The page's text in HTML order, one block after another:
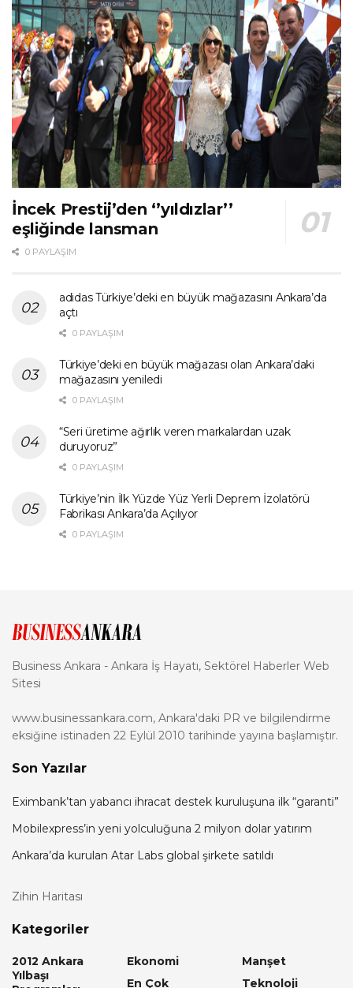
İncek Prestij’den ‘’yıldızlar’’
eşliğinde lansman
0 PAYLAŞIM
adidas Türkiye’deki en büyük mağazasını Ankara’da
açtı
0 PAYLAŞIM
Türkiye’deki en büyük mağazası olan Ankara’daki
mağazasını yeniledi
0 PAYLAŞIM
“Seri üretime ağırlık veren markalardan uzak
duruyoruz”
0 PAYLAŞIM
Türkiye’nin İlk Yüzde Yüz Yerli Deprem İzolatörü
Fabrikası Ankara’da Açılıyor
0 PAYLAŞIM
Business Ankara - Ankara İş Hayatı, Sektörel Haberler Web
Sitesi
www.businessankara.com, Ankara'daki PR ve bilgilendirme
eksiğine istinaden 22 Eylül 2010 tarihinde yayına başlamıştır.
Son Yazılar
Eximbank’tan yabancı ihracat destek kuruluşuna ilk “garanti”
Mobilexpress’in yeni yolculuğuna 2 milyon dolar yatırım
Ankara’da kurulan Atar Labs global şirkete satıldı
Zihin Haritası
Kategoriler
2012 Ankara
Yılbaşı
Ekonomi
En Çok
Manşet
Teknoloji